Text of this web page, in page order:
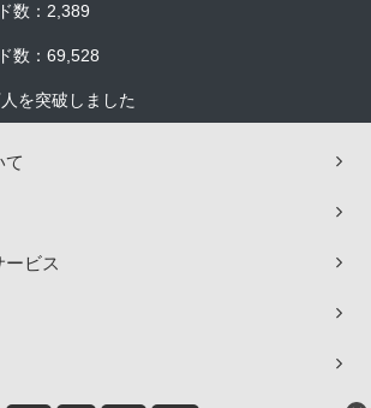
数：2,389
数：69,528
を突破しました
て
ービス